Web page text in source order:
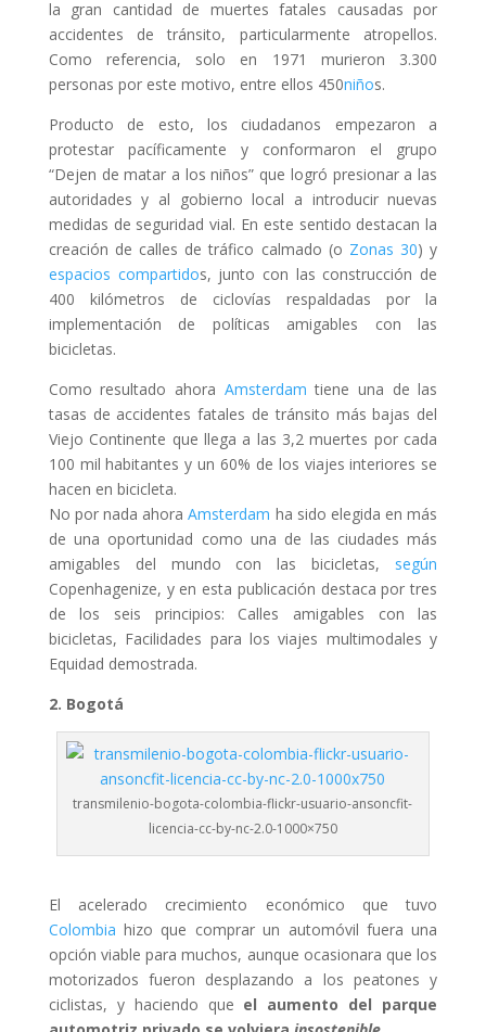
la gran cantidad de muertes fatales causadas por
accidentes de tránsito, particularmente atropellos.
Como referencia, solo en 1971 murieron 3.300
personas por este motivo, entre ellos 450niños.
Producto de esto, los ciudadanos empezaron a
protestar pacíficamente y conformaron el grupo
“Dejen de matar a los niños” que logró presionar a las
autoridades y al gobierno local a introducir nuevas
medidas de seguridad vial. En este sentido destacan la
creación de calles de tráfico calmado (o Zonas 30) y
espacios compartidos, junto con las construcción de
400 kilómetros de ciclovías respaldadas por la
implementación de políticas amigables con las
bicicletas.
Como resultado ahora Amsterdam tiene una de las
tasas de accidentes fatales de tránsito más bajas del
Viejo Continente que llega a las 3,2 muertes por cada
100 mil habitantes y un 60% de los viajes interiores se
hacen en bicicleta.
No por nada ahoraAmsterdam ha sido elegida en más
de una oportunidad como una de las ciudades más
amigables del mundo con las bicicletas, según
Copenhagenize, y en esta publicación destaca por tres
de los seis principios: Calles amigables con las
bicicletas, Facilidades para los viajes multimodales y
Equidad demostrada.
2. Bogotá
transmilenio-bogota-colombia-flickr-usuario-ansoncfit-
licencia-cc-by-nc-2.0-1000×750
El acelerado crecimiento económico que tuvo
Colombia hizo que comprar un automóvil fuera una
opción viable para muchos, aunque ocasionara que los
motorizados fueron desplazando a los peatones y
ciclistas, y haciendo que el aumento del parque